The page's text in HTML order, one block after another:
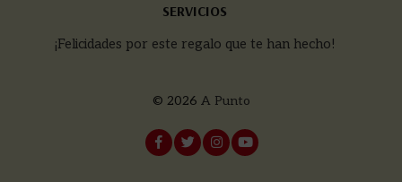
SERVICIOS
¡Felicidades por este regalo que te han hecho!
© 2026 A Punto